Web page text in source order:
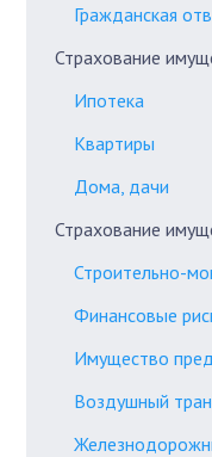
Гражданская
Страхование
Ипотека
Квартиры
Дома, дачи
Страхование
Строительно-
Финансовые
Имущество
Воздушный